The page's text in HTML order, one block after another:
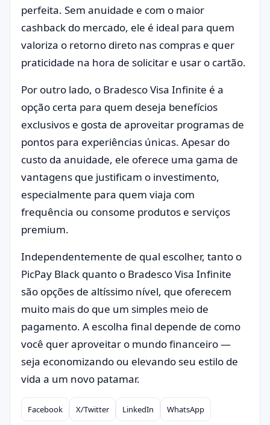
perfeita. Sem anuidade e com o maior
cashback do mercado, ele é ideal para quem
valoriza o retorno direto nas compras e quer
praticidade na hora de solicitar e usar o cartão.
Por outro lado, o Bradesco Visa Infinite é a
opção certa para quem deseja benefícios
exclusivos e gosta de aproveitar programas de
pontos para experiências únicas. Apesar do
custo da anuidade, ele oferece uma gama de
vantagens que justificam o investimento,
especialmente para quem viaja com
frequência ou consome produtos e serviços
premium.
Independentemente de qual escolher, tanto o
PicPay Black quanto o Bradesco Visa Infinite
são opções de altíssimo nível, que oferecem
muito mais do que um simples meio de
pagamento. A escolha final depende de como
você quer aproveitar o mundo financeiro —
seja economizando ou elevando seu estilo de
vida a um novo patamar.
Compartilhar
Facebook X/Twitter LinkedIn WhatsApp